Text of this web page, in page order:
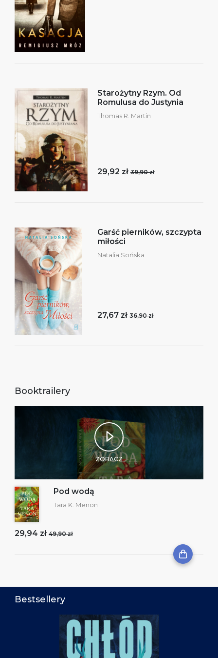
Starożytny Rzym. Od
Romulusa do Justynia
Thomas R. Martin
29,92 zł 39,90 zł
Garść pierników, szczypta
miłości
Natalia Sońska
27,67 zł 36,90 zł
Booktrailery
ZOBACZ
Pod wodą
Tara K. Menon
29,94 zł 49,90 zł
Bestsellery